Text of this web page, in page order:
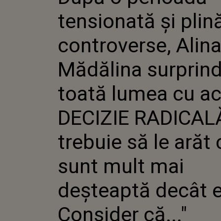
ALINA
LUMEA
DECIZIE
SUNT
tensionată și
controverse, Alina
Mădălina
toată lumea cu
DECIZIE
trebuie să le arăt
sunt mult mai
deșteaptă decât
Consider că..."